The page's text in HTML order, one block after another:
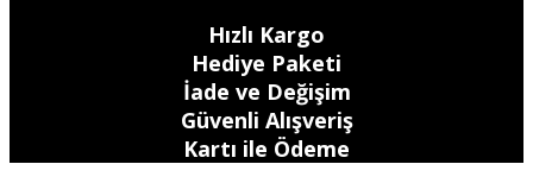
Hızlı Kargo
Hediye Paketi
İade ve Değişim
Güvenli Alışveriş
Kartı ile Ödeme